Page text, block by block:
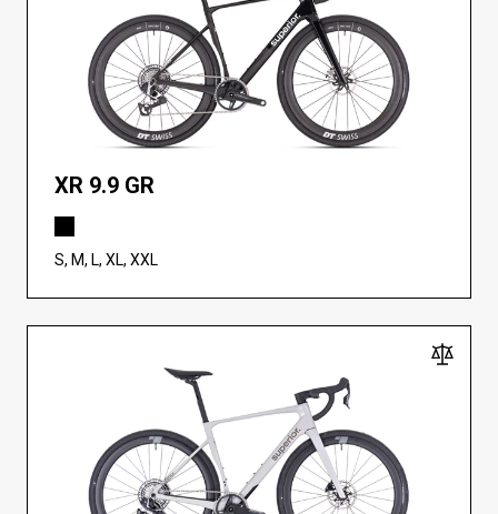
XR 9.9 GR
S, M, L, XL, XXL